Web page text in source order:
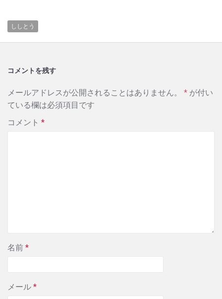
ししとう
コメントを残す
メールアドレスが公開されることはありません。 * が付い
ている欄は必須項目です
コメント *
名前 *
メール *